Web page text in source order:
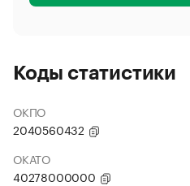
Коды статистики
ОКПО
2040560432
ОКАТО
40278000000